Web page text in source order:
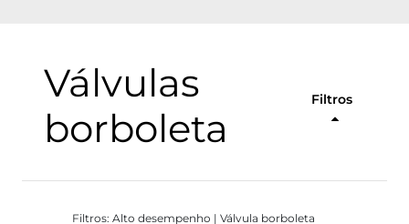
Válvulas
borboleta
Filtros
Filtros: Alto desempenho | Válvula borboleta